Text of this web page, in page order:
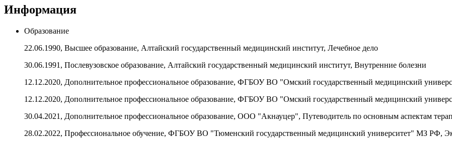
Информация
Образование
22.06.1990, Высшее образование, Алтайский государственный медицинский институт, Лечебное дело
30.06.1991, Послевузовское образование, Алтайский государственный медицинский институт, Внутренние болезни
12.12.2020, Дополнительное профессиональное образование, ФГБОУ ВО "Омский государственный медицинский
12.12.2020, Дополнительное профессиональное образование, ФГБОУ ВО "Омский государственный медицинский
30.04.2021, Дополнительное профессиональное образование, ООО "Акнауцер", Путеводитель по основным аспектам
28.02.2022, Профессиональное обучение, ФГБОУ ВО "Тюменский государственный медицинский университет" МЗ РФ,